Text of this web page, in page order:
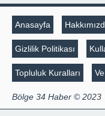
Anasayfa
Gizlilik Politikası
Topluluk Kuralları
Bölge 34 Haber © 2023